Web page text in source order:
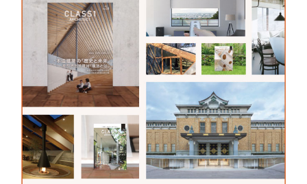
有限会社モメンタムファクトリー・Ori
〒933-0959
富山県高岡市長江530
TEL：
0766-23-9685
FAX：0766-23-9696
MAIL： info@mf-orii.co.jp
URL： www.mf-orii.co.jp/